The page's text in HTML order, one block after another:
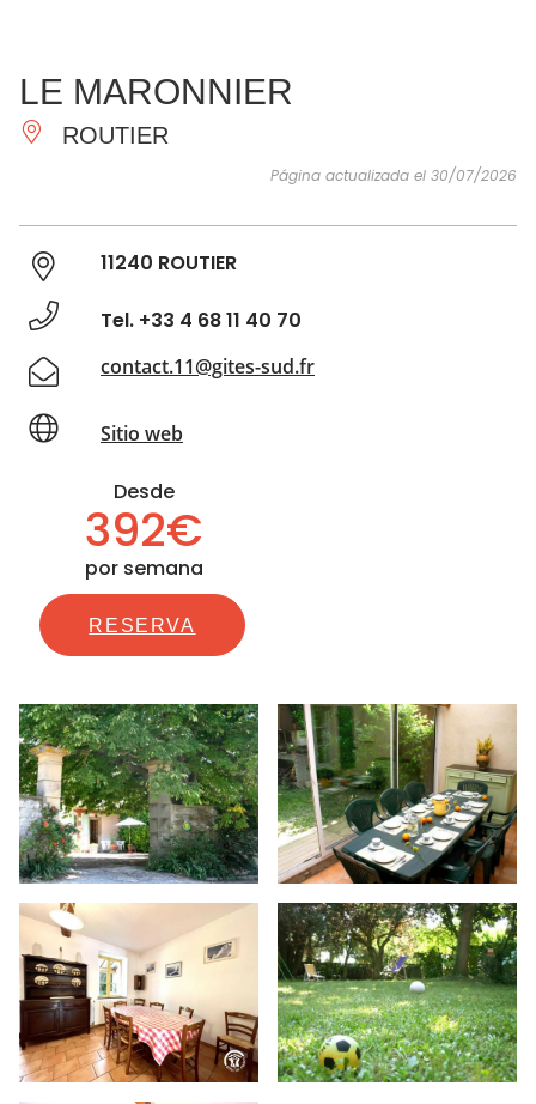
IMPRESCINDIBLES
HACER
LE MARONNIER
ROUTIER
Página actualizada el 30/07/2026
11240 ROUTIER
Tel. +33 4 68 11 40 70
contact.11@gites-sud.fr
Sitio web
Desde
392€
por semana
RESERVA